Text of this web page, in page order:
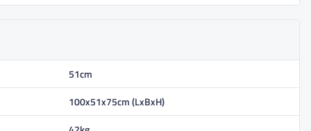
51cm
100x51x75cm (LxBxH)